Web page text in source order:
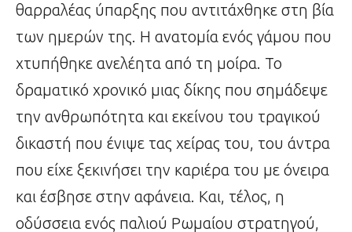
θαρραλέας ύπαρξης που αντιτάχθηκε στη βία
των ημερών της. Η ανατομία ενός γάμου που
χτυπήθηκε ανελέητα από τη μοίρα. Το
δραματικό χρονικό μιας δίκης που σημάδεψε
την ανθρωπότητα και εκείνου του τραγικού
δικαστή που ένιψε τας χείρας του, του άντρα
που είχε ξεκινήσει την καριέρα του με όνειρα
και έσβησε στην αφάνεια. Και, τέλος, η
οδύσσεια ενός παλιού Ρωμαίου στρατηγού,